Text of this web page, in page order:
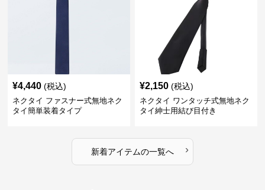
¥4,440 (税込)
ネクタイ ファスナー式無地ネク
タイ簡単装着タイプ
¥2,150 (税込)
ネクタイ ワンタッチ式無地ネク
タイ紳士用結び目付き
新着アイテムの一覧へ ›